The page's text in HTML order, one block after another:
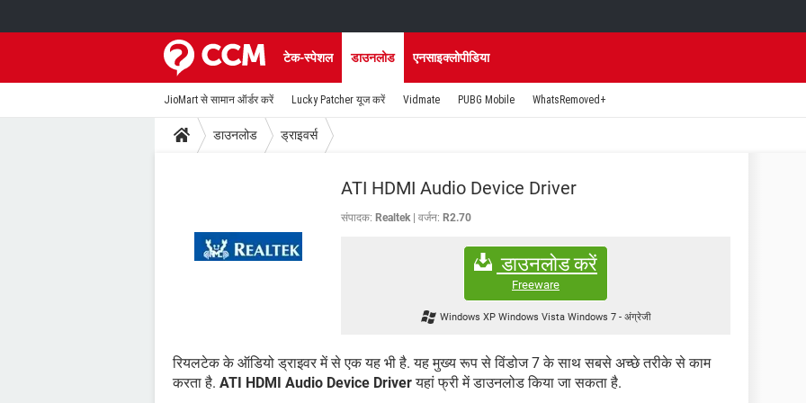
टेक-स्पेशल डाउनलोड एनसाइक्लोपीडिया
JioMart से सामान ऑर्डर करें Lucky Patcher यूज करें Vidmate PUBG Mobile WhatsRemoved+
डाउनलोड ड्राइवर्स
ATI HDMI Audio Device Driver
संपादक: Realtek वर्जन: R2.70
डाउनलोड करें
Freeware
Windows XP Windows Vista Windows 7 - अंग्रेजी
रियलटेक के ऑडियो ड्राइवर में से एक यह भी है. यह मुख्य रूप से विंडोज 7 के साथ सबसे अच्छे तरीके से काम
करता है. ATI HDMI Audio Device Driverयहां फ्री में डाउनलोड किया जा सकता है.